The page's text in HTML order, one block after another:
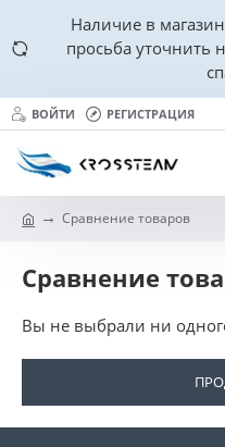
Наличие в
просьба уточнить
ВОЙТИ РЕГИСТРАЦИЯ
Сравнение товаров
Сравнение
Вы не выбрали ни